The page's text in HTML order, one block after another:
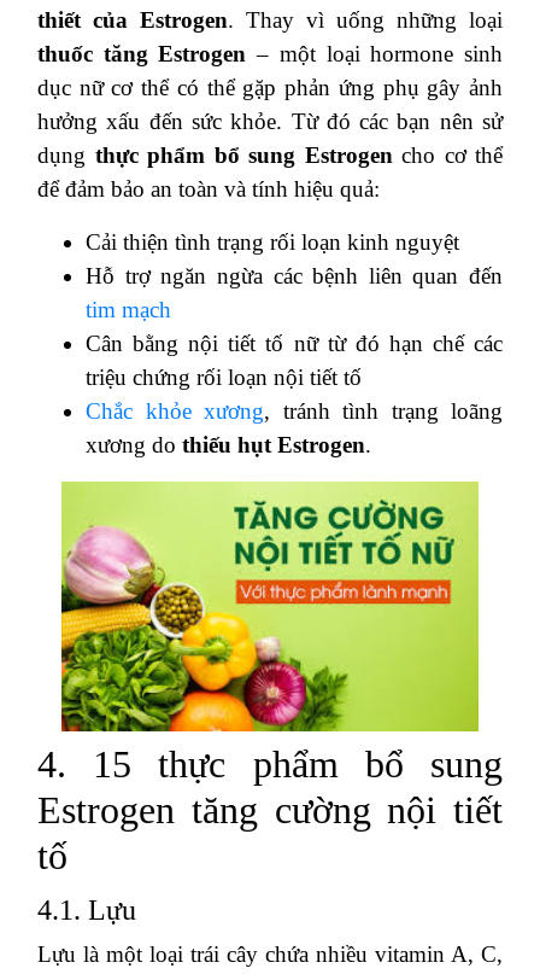
thiết của Estrogen. Thay vì uống những loại
thuốc tăng Estrogen – một loại hormone sinh
dục nữ cơ thể có thể gặp phản ứng phụ gây ảnh
hưởng xấu đến sức khỏe. Từ đó các bạn nên sử
dụng thực phẩm bổ sung Estrogen cho cơ thể
để đảm bảo an toàn và tính hiệu quả:
Cải thiện tình trạng rối loạn kinh nguyệt
Hỗ trợ ngăn ngừa các bệnh liên quan đến
tim mạch
Cân bằng nội tiết tố nữ từ đó hạn chế các
triệu chứng rối loạn nội tiết tố
Chắc khỏe xương, tránh tình trạng loãng
xương do thiếu hụt Estrogen.
4. 15 thực phẩm bổ sung
Estrogen tăng cường nội tiết
tố
4.1. Lựu
Lựu là một loại trái cây chứa nhiều vitamin A, C,